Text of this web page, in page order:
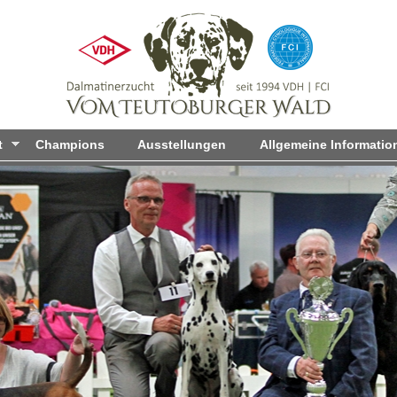
zum
Inhalt
Champions Ausstellungen Allgemeine